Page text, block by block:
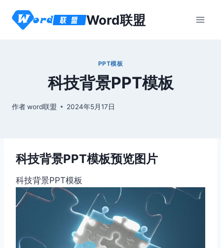
Word联盟
PPT模板
科技背景PPT模板
作者word联盟 2024年5月17日
科技背景PPT模板预览图片
科技背景PPT模板